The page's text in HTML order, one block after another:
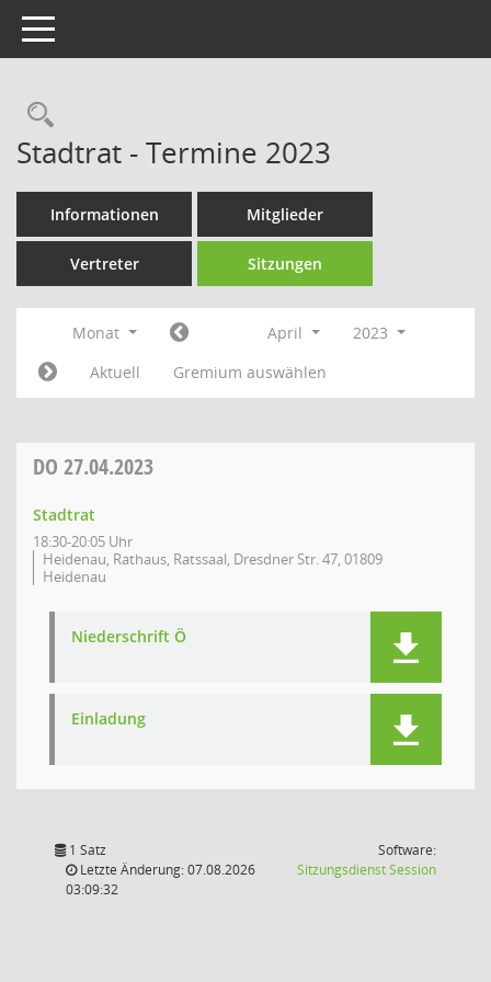
Toggle navigation
Rechercheauswahl
Stadtrat - Termine 2023
Informationen Mitglieder
Vertreter Sitzungen
Monat April
2023
Aktuell
Gremium auswählen
DO 27.04.2023
Stadtrat
18:30-20:05 Uhr
Heidenau, Rathaus, Ratssaal, Dresdner Str. 47, 01809
Heidenau
Niederschrift Ö
Einladung
1 Satz
Letzte Änderung: 07.08.2026
03:09:32
Software:
SitzungsdienstSession(Wird in